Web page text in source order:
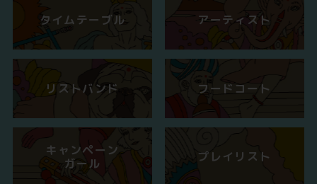
タイムテーブル アーティスト
リストバンド フードコート
キャンペーン
ガール
プレイリスト